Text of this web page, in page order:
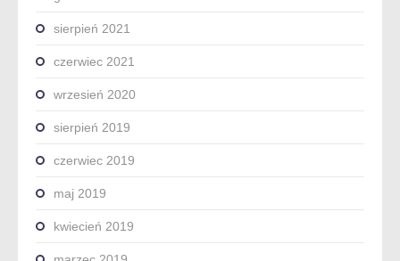
sierpień 2021
czerwiec 2021
wrzesień 2020
sierpień 2019
czerwiec 2019
maj 2019
kwiecień 2019